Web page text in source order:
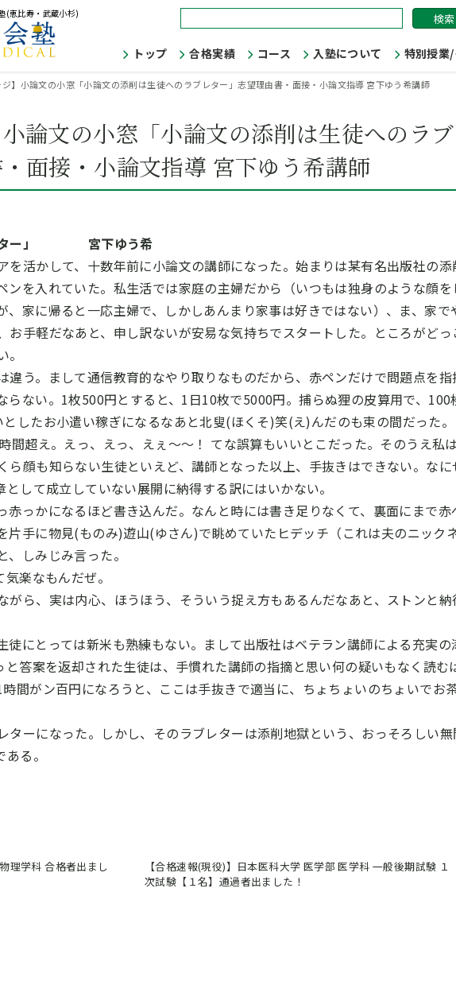
(恵比寿・武蔵小杉)
索:
トップ 合格実績 コース 入塾について 特別授業
ジ】小論文の小窓「小論文の添削は生徒へのラブレター」志望理由書・面接・小論文指導 宮下ゆう希講師
小論文の小窓「小論文の添削は生徒へのラブ
面接・小論文指導 宮下ゆう希講師
レター」 宮下ゆう希
を活かして、十数年前に小論文の講師になった。始まりは某有名出版社の添
ンを入れていた。私生活では家庭の主婦だから（いつもは独身のような顔を
、家に帰ると一応主婦で、しかしあんまり家事は好きではない）、ま、家で
お手軽だなあと、申し訳ないが安易な気持ちでスタートした。ところがどっ
違う。まして通信教育的なやり取りなものだから、赤ペンだけで問題点を指
ない。 1枚500円とすると、 1 日10枚で5000円。捕らぬ狸の皮算用で、 100
したお小遣い稼ぎになるなあと北叟(ほくそ)笑(え)んだのも束の間だった。
時間超え。えっ、えっ、えぇ～～！ てな誤算もいいとこだった。そのうえ私
ら顔も知らない生徒といえど、講師となった以上、手抜きはできない。なに
して成立していない展開に納得する訳にはいかない。
赤っかになるほど書き込んだ。なんと時には書き足りなくて、裏面にまで赤
片手に物見(ものみ)遊山(ゆさん)で眺めていたヒデッチ（これは夫のニック
しみじみ言った。
楽なもんだぜ。
がら、実は内心、ほうほう、そういう捉え方もあるんだなあと、ストンと納
徒にとっては新米も熟練もない。まして出版社はベテラン講師による充実の
答案を返却された生徒は、手慣れた講師の指摘と思い何の疑いもなく読む
時間がン百円になろうと、ここは手抜きで適当に、ちょちょいのちょいでお
ターになった。しかし、そのラブレターは添削地獄という、おっそろしい
る。
理学科 合格者出まし
【合格速報(現役)】日本医科大学 医学部 医学科 一般後期試験 １
次試験【１名】通過者出ました！